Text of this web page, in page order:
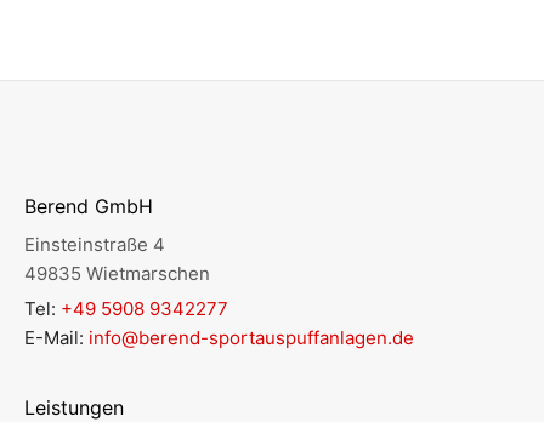
Berend GmbH
Einsteinstraße 4
49835 Wietmarschen
Tel: +49 5908 9342277
E-Mail: info@berend-sportauspuffanlagen.de
Leistungen